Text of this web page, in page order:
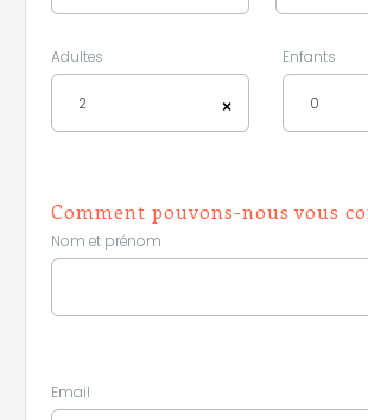
Adultes
×
2
Enfants
0
Comment pouvons-nous vous
Nom et prénom
Email